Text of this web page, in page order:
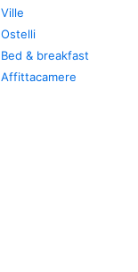
Ville
Ostelli
Bed & breakfast
Affittacamere